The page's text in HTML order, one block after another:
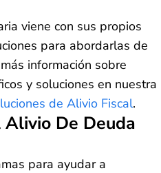
viene con sus propios
para abordarlas de
información sobre
y soluciones en nuestra
de Alivio Fiscal.
Alivio De Deuda
para ayudar a